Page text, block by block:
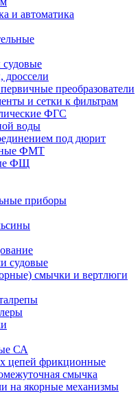
и автоматика
дроссели
преобразователи
и сетки к фильтрам
ФГС
воды
под дюрит
ФМТ
ФЩ
приборы
судовые
смычки и вертлюги
СА
цепей фрикционные
смычка
на якорные механизмы